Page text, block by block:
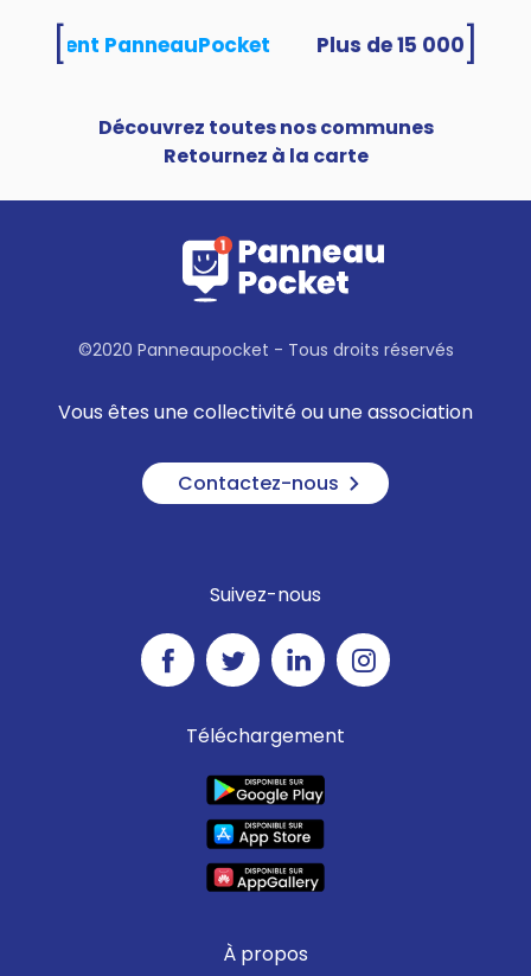
PanneauPocket
Découvrez toutes nos communes
Retournez à la carte
©2020 Panneaupocket - Tous droits réservés
Vous êtes une collectivité ou une association
Contactez-nous
Suivez-nous
Téléchargement
À propos